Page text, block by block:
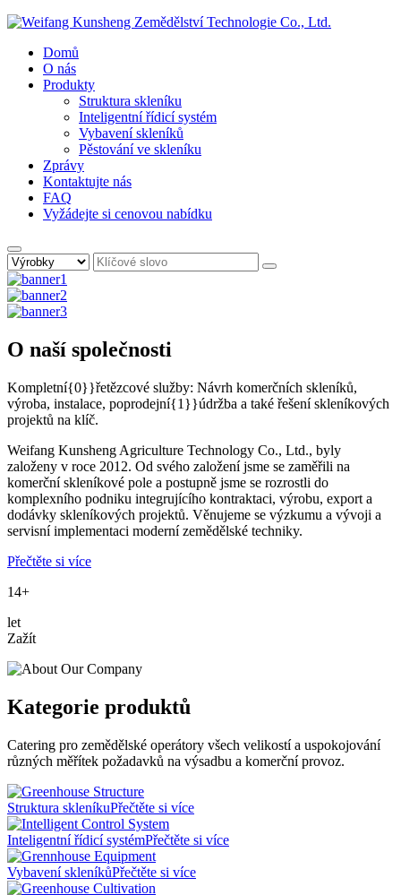
Domů
O nás
Produkty
Struktura skleníku
Inteligentní řídicí systém
Vybavení skleníků
Pěstování ve skleníku
Zprávy
Kontaktujte nás
FAQ
Vyžádejte si cenovou nabídku
O naší společnosti
Kompletní{0}}řetězcové služby: Návrh komerčních skleníků,
výroba, instalace, poprodejní{1}}údržba a také řešení skleníkových
projektů na klíč.
Weifang Kunsheng Agriculture Technology Co., Ltd., byly
založeny v roce 2012. Od svého založení jsme se zaměřili na
komerční skleníkové pole a postupně jsme se rozrostli do
komplexního podniku integrujícího kontraktaci, výrobu, export a
dodávky skleníkových projektů. Věnujeme se výzkumu a vývoji a
servisní implementaci moderní zemědělské techniky.
Přečtěte si více
14+
let
Zažít
Kategorie produktů
Catering pro zemědělské operátory všech velikostí a uspokojování
různých měřítek požadavků na výsadbu a komerční provoz.
Struktura skleníkuPřečtěte si více
Inteligentní řídicí systémPřečtěte si více
Vybavení skleníkůPřečtěte si více